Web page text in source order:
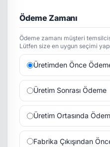
Ödeme Zamanı
Ödeme zamanı müşteri
Lütfen size en uygun seçimi
Üretimden Önce
Üretim Sonrası Ödeme
Üretim Ortasında
Fabrika Çıkışından